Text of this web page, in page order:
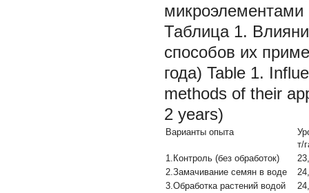
микроэлементами
Таблица 1.
способов их
года) Table 1.
methods of their
2 years)
Варианты опыта
т/
1.Контроль (без обработок)
2.Замачивание семян в воде
3.Обработка растений водой